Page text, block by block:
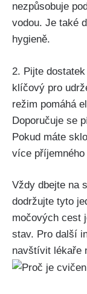
nezpůsobuje⁣
vodou. Je také
⁢hygieně.
2.⁢ Pijte
klíčový⁤ pro
režim pomáhá
Doporučuje se
Pokud máte‌
více
Vždy dbejte na
dodržujte tyto
močových⁢ cest
stav. Pro⁣ další
navštívit ⁤lékaře